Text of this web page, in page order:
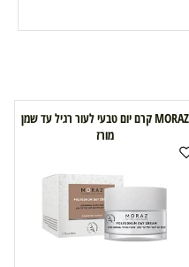
MORAZ קרם יום טבעי לעור רגיל עד שמן
מורז